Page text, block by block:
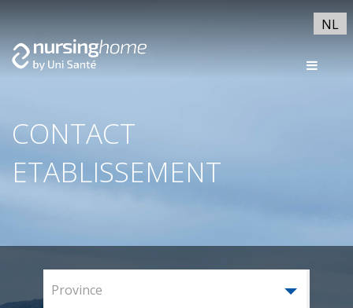
NL
CONTACT
ETABLISSEMENT
Province